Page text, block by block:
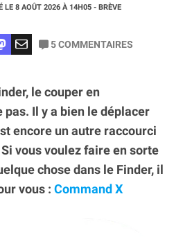
LE 8 AOÛT 2026 À 14H05 - BRÈVE
5COMMENTAIRES
le couper en
Il y a bien le déplacer
encore un autre raccourci
vous voulez faire en sorte
chose dans le Finder, il
vous : Command X